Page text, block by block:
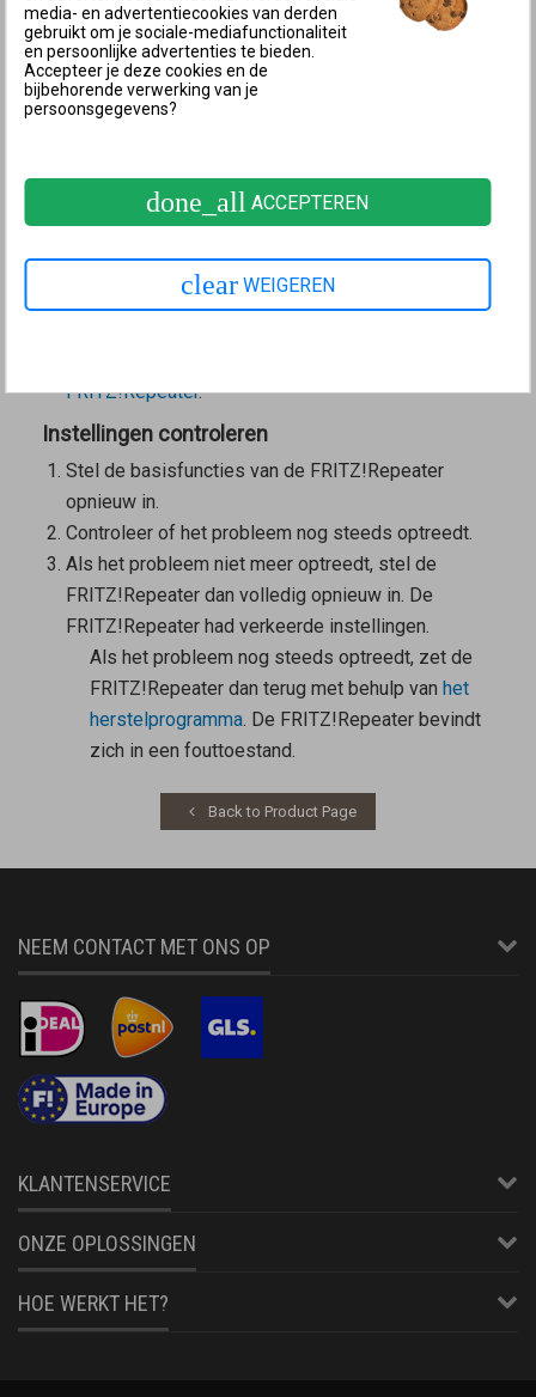
FRITZ!OS.
2 Juiste netvoeding gebruiken
Het gebruik van een verkeerde netvoeding is een van
Sluit de FRITZ!Repeater met eengeschikte
netvoedingop het elektriciteitsnet aan.
3 FRITZ!Repeater en instellingen
FRITZ!Repeater.
Instellingen controleren
Stel de basisfuncties van de FRITZ!Repeater
opnieuw in.
Controleer of het probleem nog steeds optreedt.
Als het probleem niet meer optreedt, stel de
FRITZ!Repeater dan volledig opnieuw in. De
FRITZ!Repeater had verkeerde instellingen.
Als het probleem nog steeds optreedt, zet de
FRITZ!Repeater dan terug met behulp van het
herstelprogramma. De FRITZ!Repeater bevindt
zich in een fouttoestand.
Back to Product Page
NEEM CONTACT MET ONS OP
KLANTENSERVICE
ONZE OPLOSSINGEN
HOE WERKT HET?
media- en advertentiecookies van derden
gebruikt om je sociale-mediafunctionaliteit
en persoonlijke advertenties te bieden.
Accepteer je deze cookies en de
bijbehorende verwerking van je
persoonsgegevens?
done_all ACCEPTEREN
clear WEIGEREN